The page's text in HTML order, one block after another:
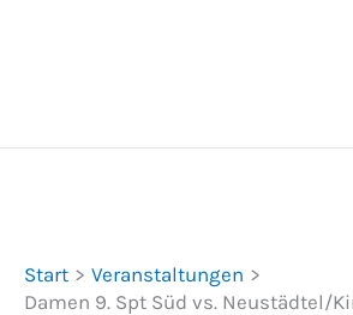
Start
Veranstaltungen
Damen 9. Spt Süd vs. Neustädtel/